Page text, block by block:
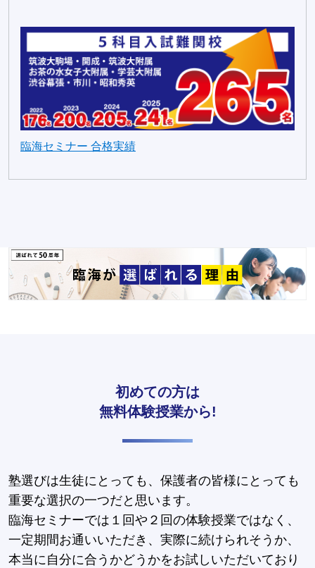
臨海セミナー 合格実績
初めての方は
無料体験授業から!
塾選びは生徒にとっても、保護者の皆様にとっても
重要な選択の一つだと思います。
臨海セミナーでは１回や２回の体験授業ではなく、
一定期間お通いいただき、実際に続けられそうか、
本当に自分に合うかどうかをお試しいただいており